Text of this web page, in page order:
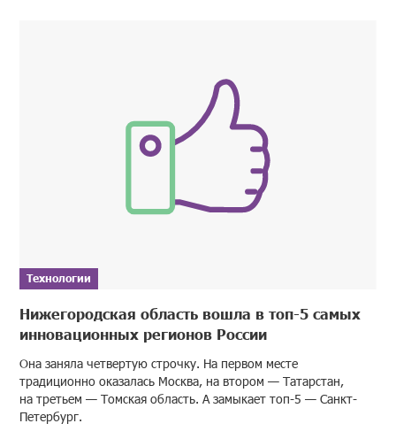
Технологии
Нижегородская область вошла в топ-5 самых
инновационных регионов России
Она заняла четвертую строчку. На первом месте
традиционно оказалась Москва, на втором — Татарстан,
на третьем — Томская область. А замыкает топ-5 — Санкт-
Петербург.